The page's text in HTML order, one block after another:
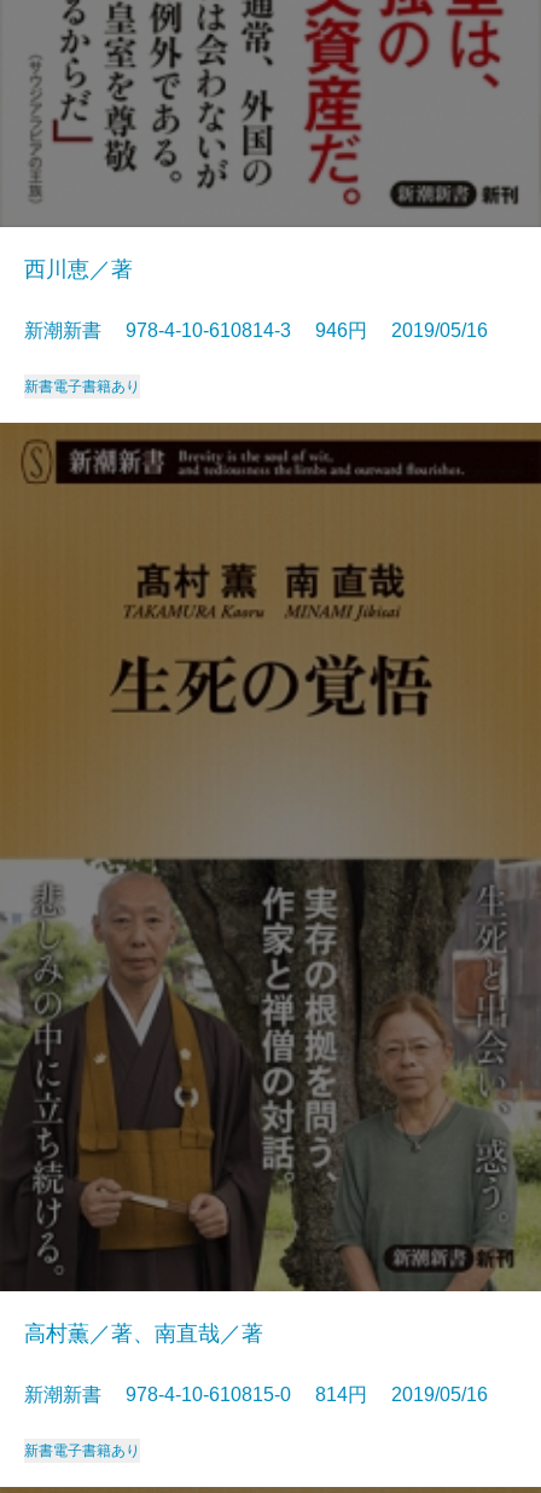
西川恵／著
新潮新書 978-4-10-610814-3 946円 2019/05/16
新書電子書籍あり
高村薫／著、南直哉／著
新潮新書 978-4-10-610815-0 814円 2019/05/16
新書電子書籍あり